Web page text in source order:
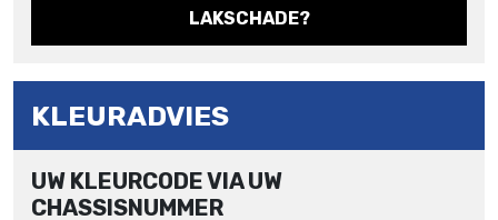
LAKSCHADE?
KLEURADVIES
UW KLEURCODE VIA UW
CHASSISNUMMER